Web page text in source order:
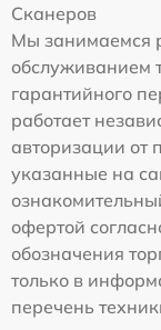
Сканеров
Мы занимаемся
обслуживанием
гарантийного
работает
авторизации от
указанные на
офертой
обозначения
только в
перечень